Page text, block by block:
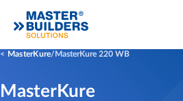
MasterKure MasterKure 220 WB
MasterKure